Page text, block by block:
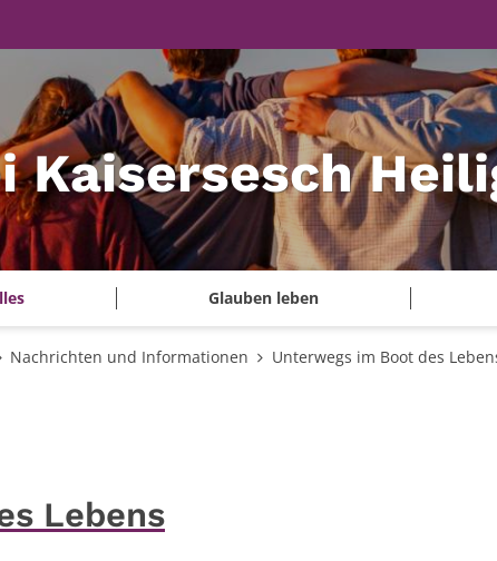
Kaisersesch
Glauben leben
Nachrichten und Informationen Unterwegs im Boot des
Lebens